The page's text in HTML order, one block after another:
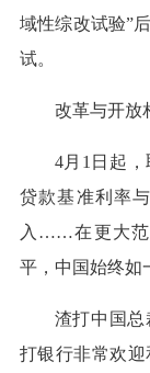
域性综改试验”
试。
改革与开
4月1日起
贷款基准利率
入……在更大范
平，中国始终如
渣打中国总
打银行非常欢迎